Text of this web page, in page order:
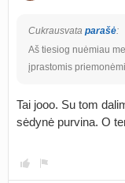
Cukrausvata parašė:
Aš tiesiog nuėmiau
įprastomis
Tai jooo. Su tom
sėdynė purvina. O